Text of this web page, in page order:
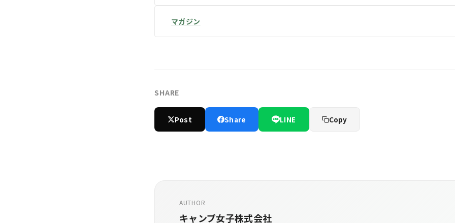
マガジン
SHARE
Post Share LINE Copy
AUTHOR
キャンプ女子株式会社